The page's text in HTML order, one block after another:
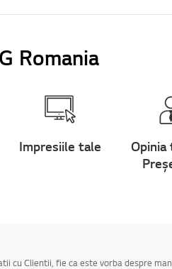
Romania
Impresiile tale
Clientii, fie ca este vorba despre